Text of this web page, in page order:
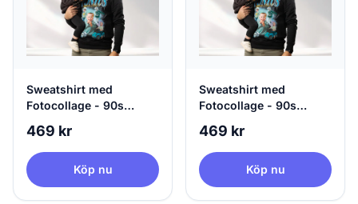
Sweatshirt med
Fotocollage - 90s
469 kr
Köp nu
Sweatshirt med
Fotocollage - 90s
469 kr
Köp nu